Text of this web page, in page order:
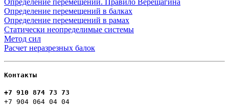
Определение перемещений в балках
Определение перемещений в рамах
Статически неопределимые системы
Метод сил
Расчет неразрезных балок
Контакты
+7 910 874 73 73
+7 904 064 04 04